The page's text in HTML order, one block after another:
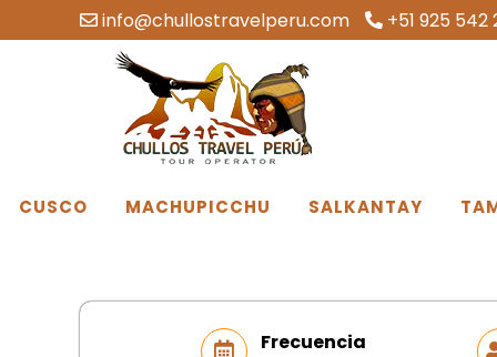
info@chullostravelperu.com +51 925 542
CUSCO MACHUPICCHU SALKANTAY
Frecuencia